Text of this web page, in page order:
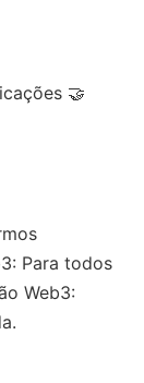
🤝
Para todos
Web3: